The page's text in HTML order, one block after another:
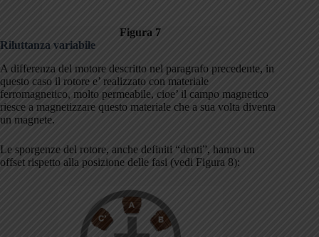
Figura 7
Riluttanza variabile
A differenza del motore descritto nel paragrafo precedente, in
questo caso il rotore e’ realizzato con materiale
ferromagnetico, molto permeabile, cioe’ il campo magnetico
riesce a magnetizzare questo materiale che a sua volta diventa
un magnete.
Le sporgenze del rotore, anche definiti “denti”, hanno un
offset rispetto alla posizione delle fasi (vedi Figura 8):